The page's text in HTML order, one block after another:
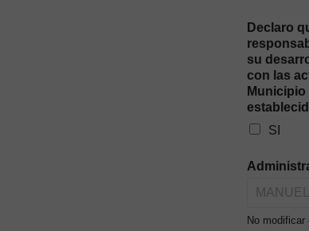
Declaro
su
con las
SI
No